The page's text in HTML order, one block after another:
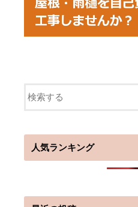
人気ランキング